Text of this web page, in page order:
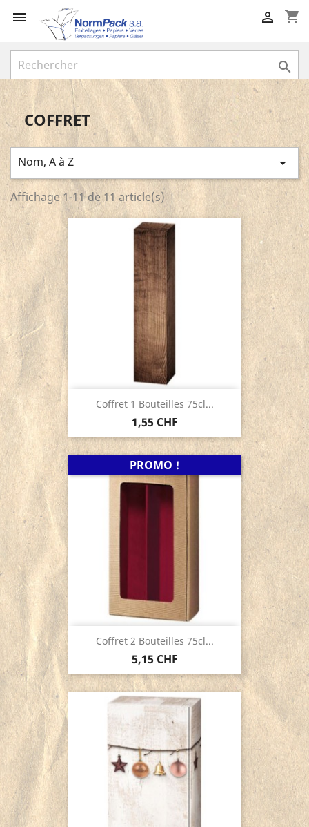
 shopping_cart


COFFRET
Nom, A à Z 
Affichage 1-11 de 11 article(s)
Coffret 1 Bouteilles 75cl...
1,55 CHF
Coffret 2 Bouteilles 75cl...
5,15 CHF
PROMO !